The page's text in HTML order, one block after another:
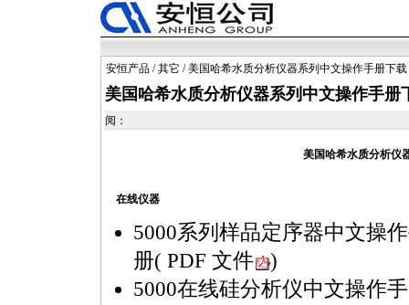
安恒产品 /其它 / 美国哈希水质分析仪器系列中文操作手册下载
美国哈希水质分析仪器系列中文操作手册
阅：
美国哈希水质分析仪
在线仪器
5000系列样品定序器中文操
册( PDF 文件
)
5000在线硅分析仪中文操作